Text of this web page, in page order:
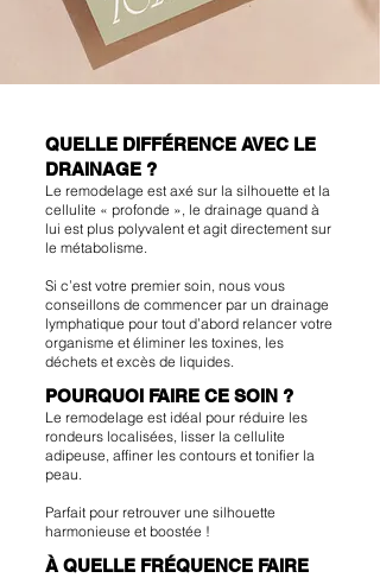
QUELLE DIFFÉRENCE AVEC LE
DRAINAGE ?
Le remodelage est axé sur la silhouette et la
cellulite « profonde », le drainage quand à
lui est plus polyvalent et agit directement sur
le métabolisme.
Si c’est votre premier soin, nous vous
conseillons de commencer par un drainage
lymphatique pour tout d’abord relancer votre
organisme et éliminer les toxines, les
déchets et excès de liquides.
POURQUOI FAIRE CE SOIN ?
Le remodelage est idéal pour réduire les
rondeurs localisées, lisser la cellulite
adipeuse, affiner les contours et tonifier la
peau.
Parfait pour retrouver une silhouette
harmonieuse et boostée !
À QUELLE FRÉQUENCE FAIRE